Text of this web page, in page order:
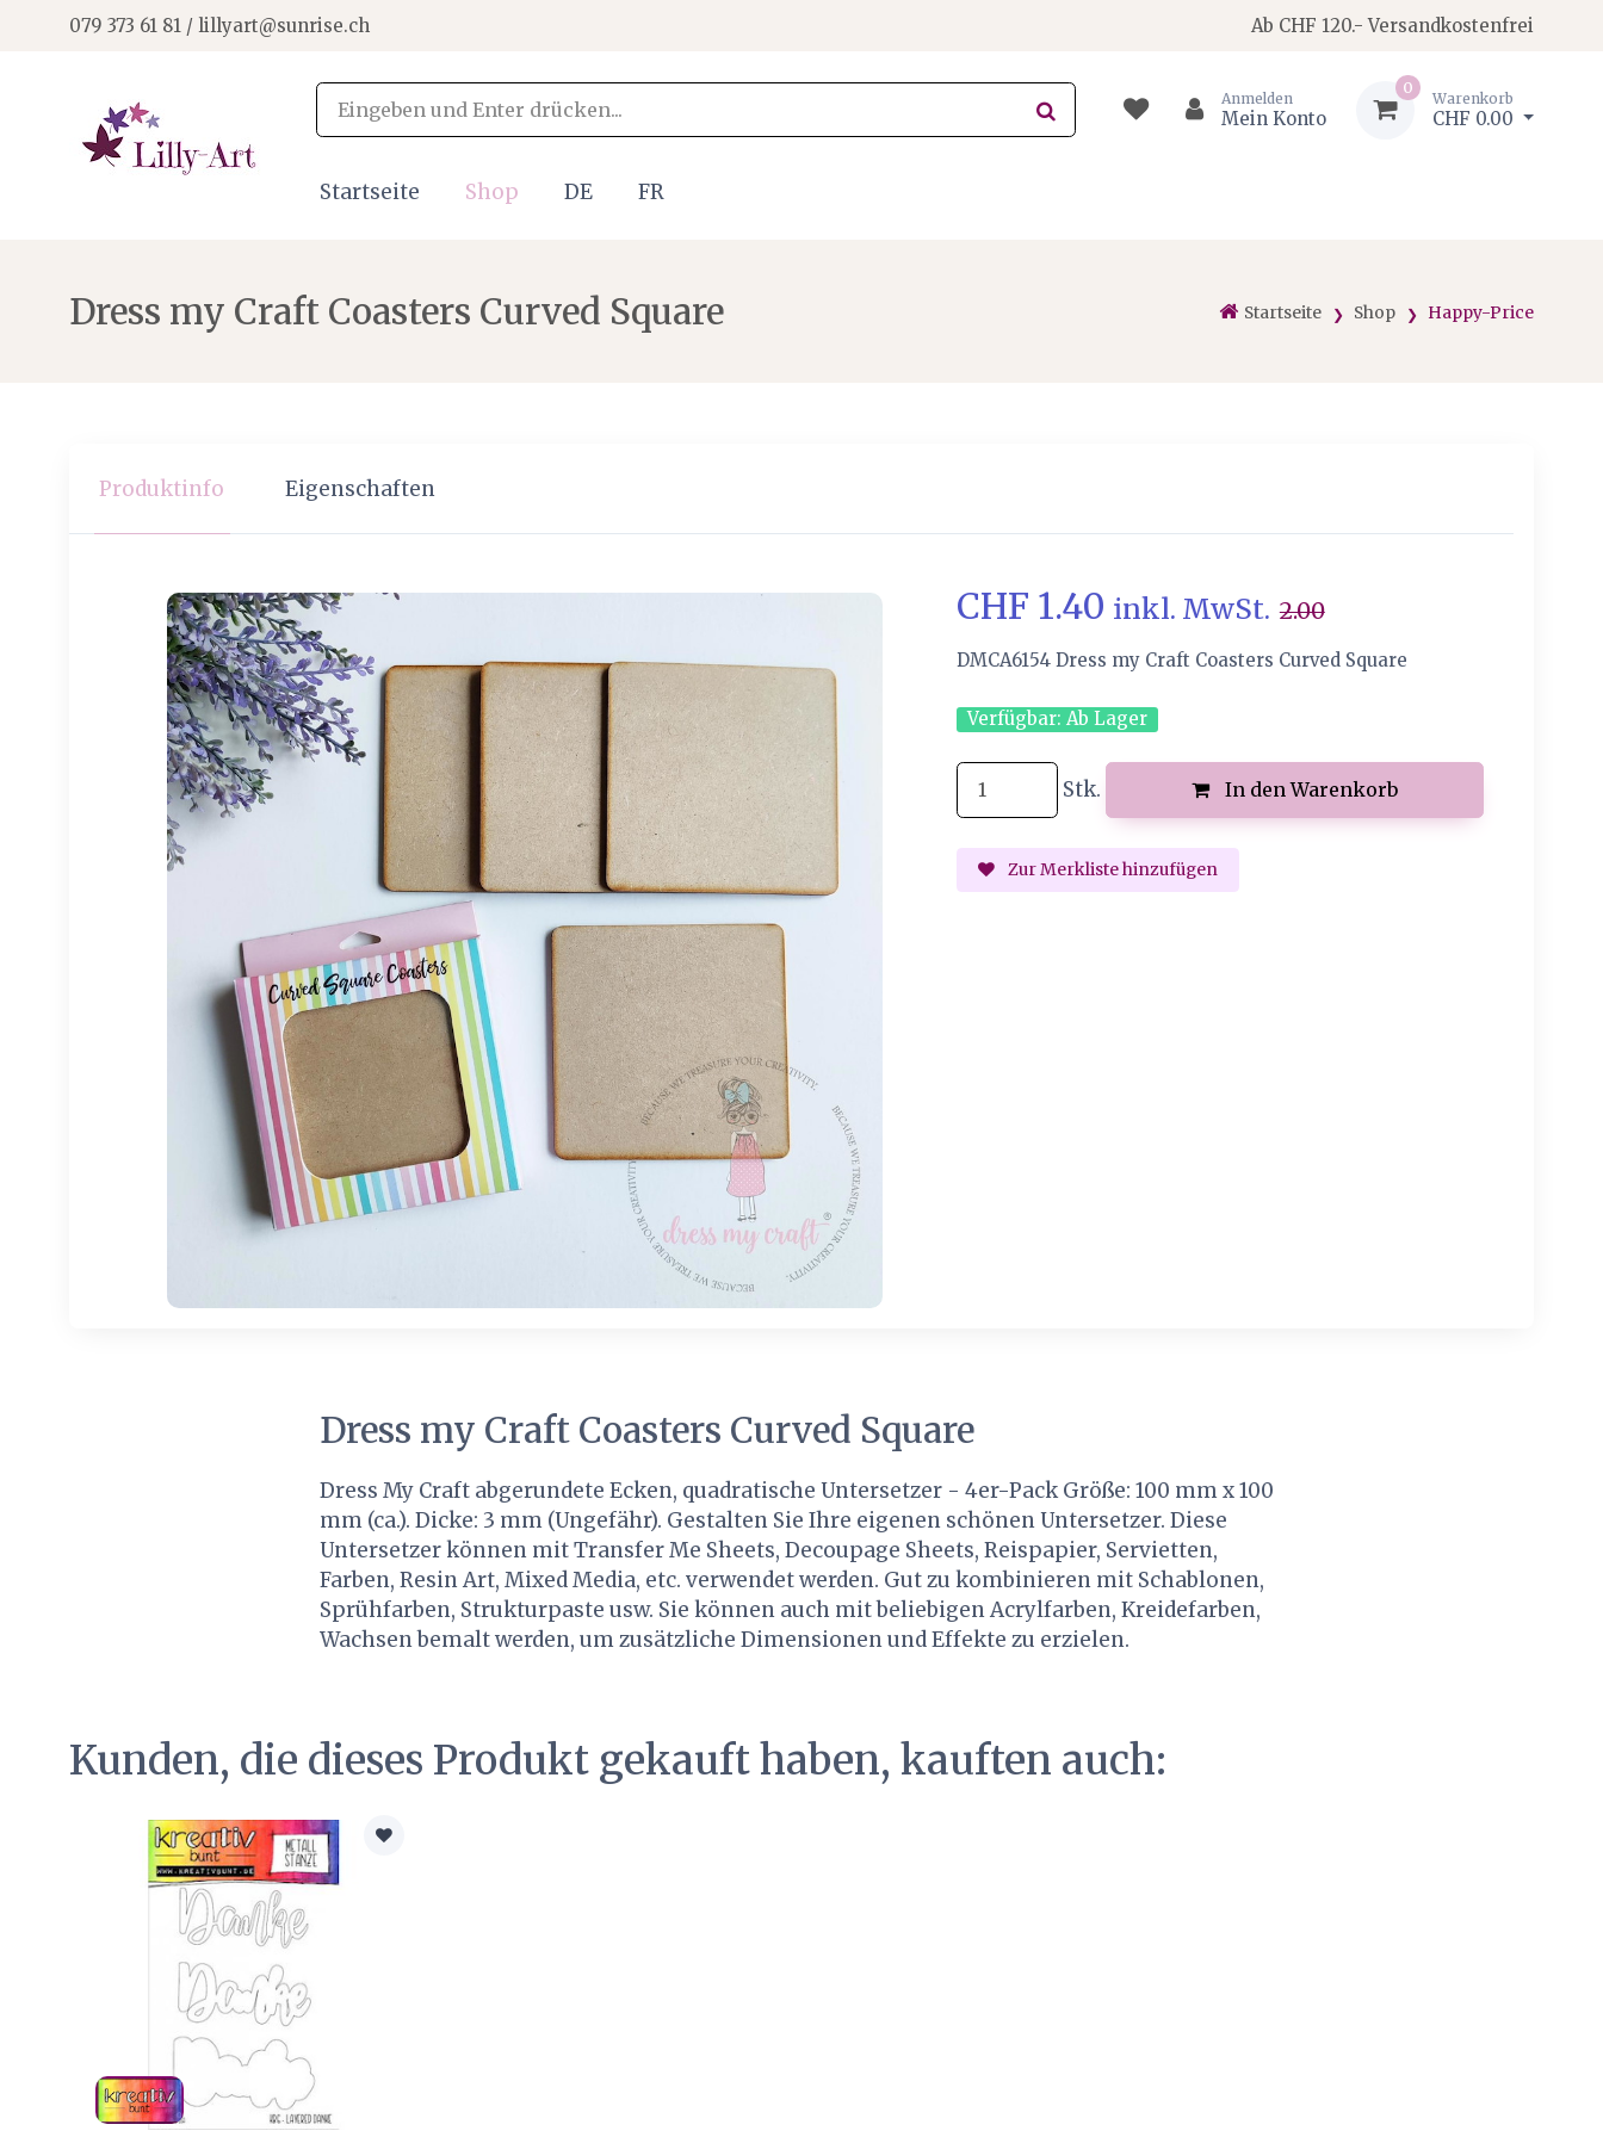
079 373 61 81 / lillyart@sunrise.ch Ab CHF 120.- Versandkostenfrei
Anmelden
Mein Konto
0
Warenkorb
CHF 0.00
Startseite Shop DE FR
Startseite Shop Happy-Price
Dress my Craft Coasters Curved Square
Produktinfo Eigenschaften
CHF 1.40 inkl. MwSt. 2.00
DMCA6154 Dress my Craft Coasters Curved Square
Verfügbar: Ab Lager
Stk. In den Warenkorb
Zur Merkliste hinzufügen
Dress my Craft Coasters Curved Square
Dress My Craft abgerundete Ecken, quadratische Untersetzer - 4er-Pack Größe: 100 mm x 100
mm (ca.). Dicke: 3 mm (Ungefähr). Gestalten Sie Ihre eigenen schönen Untersetzer. Diese
Untersetzer können mit Transfer Me Sheets, Decoupage Sheets, Reispapier, Servietten,
Farben, Resin Art, Mixed Media, etc. verwendet werden. Gut zu kombinieren mit Schablonen,
Sprühfarben, Strukturpaste usw. Sie können auch mit beliebigen Acrylfarben, Kreidefarben,
Wachsen bemalt werden, um zusätzliche Dimensionen und Effekte zu erzielen.
Kunden, die dieses Produkt gekauft haben, kauften auch: